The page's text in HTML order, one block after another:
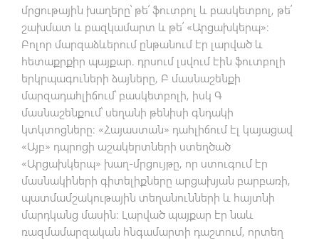
մրցութային խաղերը՝ թե՛ ֆուտբոլ և բասկետբոլ, թե՛
շախմատ և բազկամարտ և թե՛ «Արցախկերպ»:
Բոլոր մարզաձևերում ընթանում էր լարված և
հետաքրքիր պայքար. դրսում լսվում էին ֆուտբոլի
երկրպագուների ձայները, Բ մասնաշենքի
մարզադահլիճում՝ բասկետբոլի, իսկ Գ
մասնաշենքում՝ սեղանի թենիսի գնդակի
կտկտոցները: «Հայաստան» դահլիճում էլ կայացավ
«Այբ» դպրոցի աշակերտների ստեղծած
«Արցախկերպ» խաղ-մրցույթը, որ ստուգում էր
մասնակիների գիտելիքները արցախյան բարբառի,
պատմամշակութային տեղանունների և հայտնի
մարդկանց մասին: Լարված պայքար էր նաև
ռազմամարզական հնգամարտի դաշտում, որտեղ